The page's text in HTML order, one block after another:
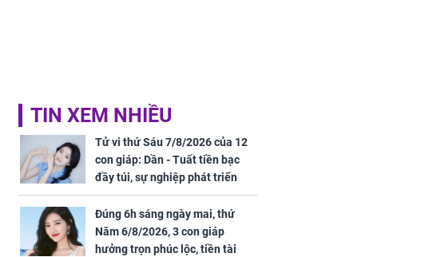
TIN XEM NHIỀU
Tử vi thứ Sáu 7/8/2026 của 12
con giáp: Dần - Tuất tiền bạc
đầy túi, sự nghiệp phát triển
hưng thịnh, Mão - Thân tài lộc
ảm đạm, mọi sự khó thành công
mỹ mãn
Đúng 6h sáng ngày mai, thứ
Năm 6/8/2026, 3 con giáp
hưởng trọn phúc lộc, tiền tài